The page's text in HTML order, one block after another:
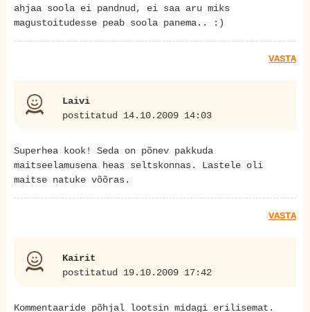
ahjaa soola ei pandnud, ei saa aru miks
magustoitudesse peab soola panema.. :)
VASTA
Laivi
postitatud 14.10.2009 14:03
Superhea kook! Seda on põnev pakkuda
maitseelamusena heas seltskonnas. Lastele oli
maitse natuke võõras.
VASTA
Kairit
postitatud 19.10.2009 17:42
Kommentaaride põhjal lootsin midagi erilisemat.